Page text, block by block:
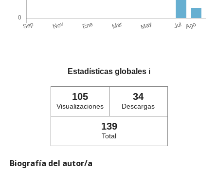
Estadísticas globales ℹ️
105
Visualizaciones
34
Descargas
139
Total
Biografía del autor/a